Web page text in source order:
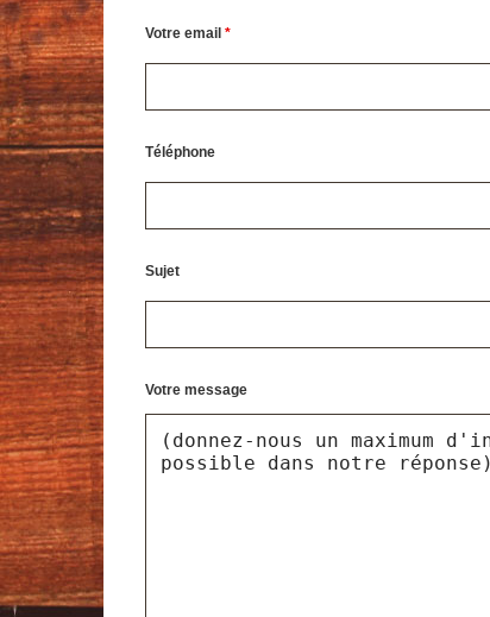
Votre email *
Téléphone
Sujet
Votre message